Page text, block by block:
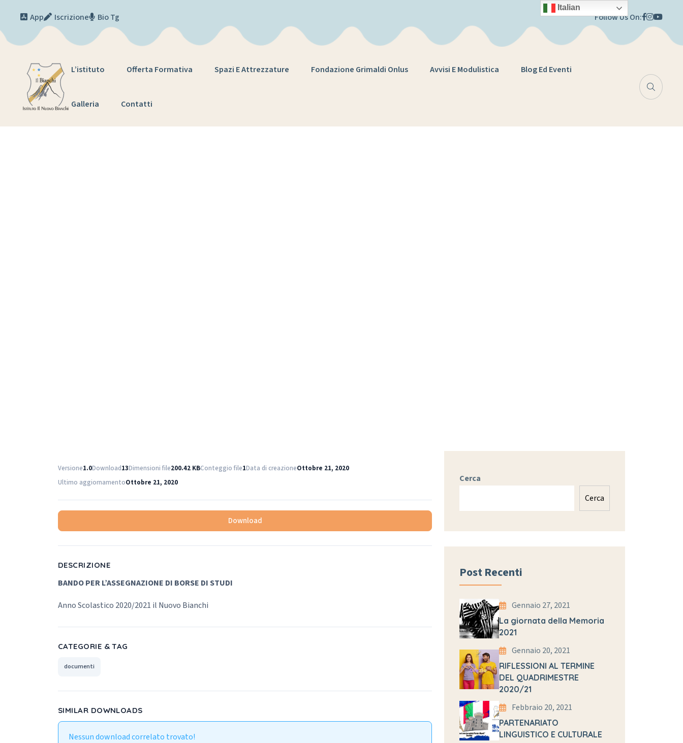
App
Iscrizione Bio Tg Follow Us On:
L’istituto Offerta Formativa Spazi E Attrezzature Fondazione Grimaldi Onlus Avvisi E Modulistica Blog Ed Eventi
Galleria Contatti
Versione1.0Download13Dimensioni file200.42 KBConteggio file1Data di creazioneOttobre 21, 2020
Ultimo aggiornamentoOttobre 21, 2020
Download
DESCRIZIONE
BANDO PER L’ASSEGNAZIONE DI BORSE DI STUDI
Anno Scolastico 2020/2021 il Nuovo Bianchi
CATEGORIE & TAG
documenti
SIMILAR DOWNLOADS
Nessun download correlato trovato!
Cerca
Cerca
Post Recenti
Gennaio 27, 2021
La giornata della Memoria
2021
Gennaio 20, 2021
RIFLESSIONI AL TERMINE
DEL QUADRIMESTRE
2020/21
Febbraio 20, 2021
PARTENARIATO
LINGUISTICO E CULTURALE
Italian